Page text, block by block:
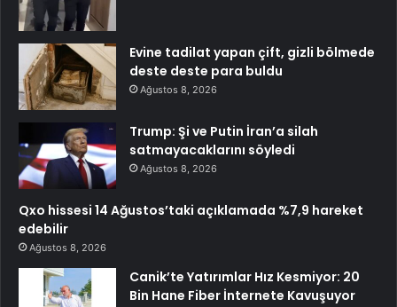
Evine tadilat yapan çift, gizli bölmede
deste deste para buldu
Ağustos 8, 2026
Trump: Şi ve Putin İran’a silah
satmayacaklarını söyledi
Ağustos 8, 2026
Qxo hissesi 14 Ağustos’taki açıklamada %7,9 hareket
edebilir
Ağustos 8, 2026
Canik’te Yatırımlar Hız Kesmiyor: 20
Bin Hane Fiber İnternete Kavuşuyor